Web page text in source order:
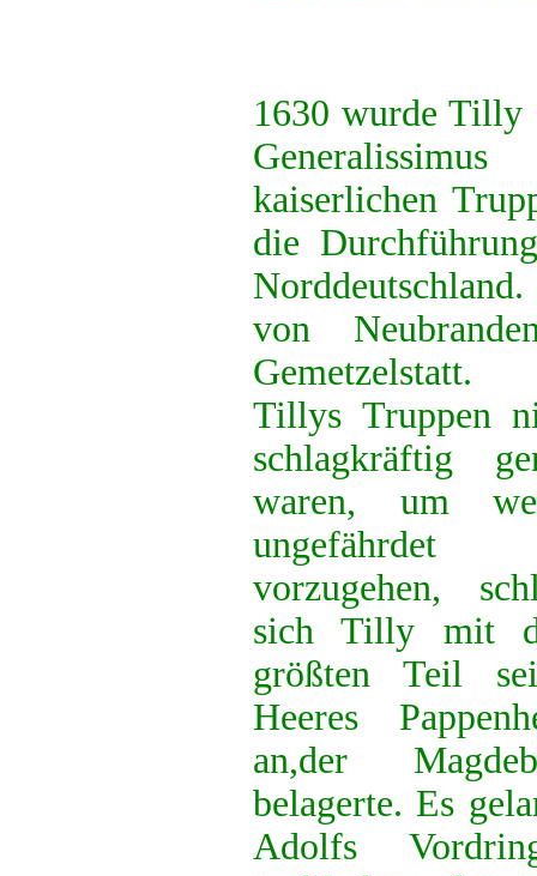
1630 wurde Tilly
kaiserlichen
die
von
Tillys Truppen
schlagkräftig
waren, um
ungefährdet
vorzugehen,
sich Tilly mit
größten Teil
Heeres
an,der
belagerte. Es
Adolfs